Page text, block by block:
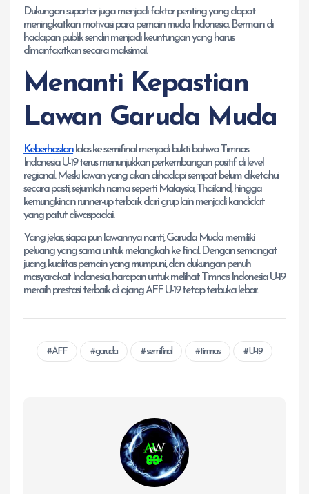
Dukungan suporter juga menjadi faktor penting yang dapat
meningkatkan motivasi para pemain muda Indonesia. Bermain di
hadapan publik sendiri menjadi keuntungan yang harus
dimanfaatkan secara maksimal.
Menanti Kepastian
Lawan Garuda Muda
Keberhasilanlolos ke semifinal menjadi bukti bahwa Timnas
Indonesia U-19 terus menunjukkan perkembangan positif di level
regional. Meski lawan yang akan dihadapi sempat belum diketahui
secara pasti, sejumlah nama seperti Malaysia, Thailand, hingga
kemungkinan runner-up terbaik dari grup lain menjadi kandidat
yang patut diwaspadai.
Yang jelas, siapa pun lawannya nanti, Garuda Muda memiliki
peluang yang sama untuk melangkah ke final. Dengan semangat
juang, kualitas pemain yang mumpuni, dan dukungan penuh
masyarakat Indonesia, harapan untuk melihat Timnas Indonesia U-19
meraih prestasi terbaik di ajang AFF U-19 tetap terbuka lebar.
AFF garuda semifinal timnas U-19